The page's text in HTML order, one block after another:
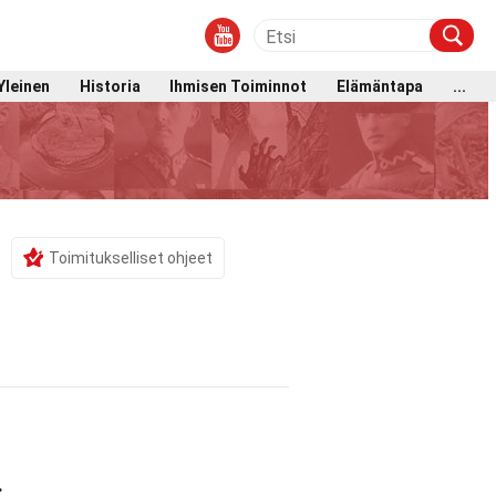
Historia Ihmisen Toiminnot Elämäntapa ...
Toimitukselliset ohjeet